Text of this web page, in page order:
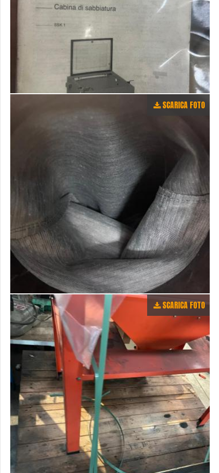
SCARICA FOTO
SCARICA FOTO